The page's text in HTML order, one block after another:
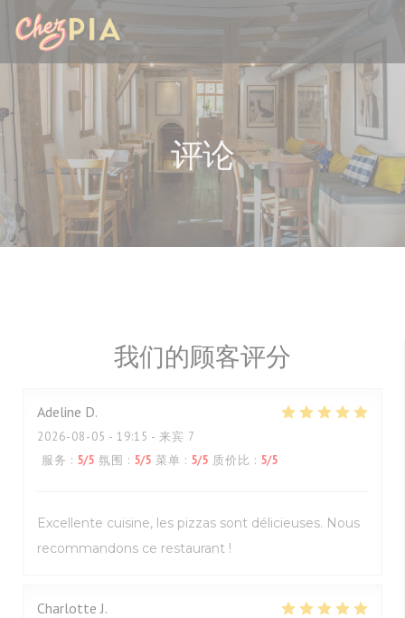
Cookie管理面板
评论
我们的顾客评分
Adeline D
2026-08-05 - 19:15 - 来宾 7
服务 : 5/5 氛围 : 5/5 菜单 : 5/5 质价比 : 5/5
Excellente cuisine, les pizzas sont délicieuses. Nous
recommandons ce restaurant !
Charlotte J